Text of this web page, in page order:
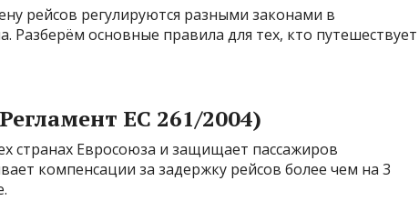
рейсов регулируются разными законами в
Разберём основные правила для тех, кто путешествует
EC 261/2004)
странах Евросоюза и защищает пассажиров
компенсации за задержку рейсов более чем на 3